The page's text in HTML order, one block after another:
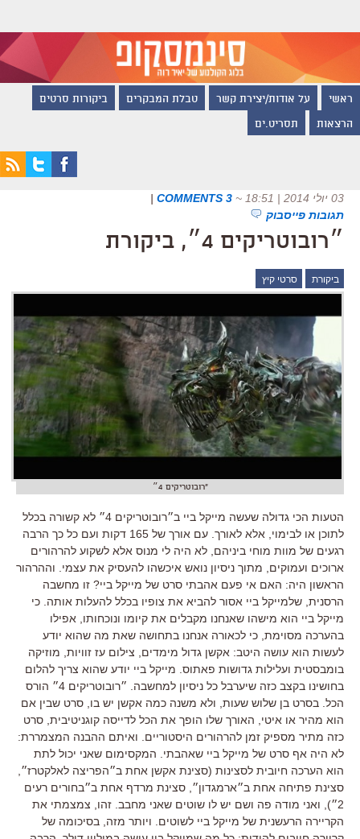
ראשי על אודות/יצירת קשר טבלת המבקרים ביקורות סרטים
הרצאות תסריט.ים
03 יולי 2014 | 18:51 ~
3 COMMENTS
|
תגובות פייסבוק
״רובוטריקים 4״, ביקורת
ביקורת סרטי קיץ
"רובוטריקים 4״
הטעות הכי גדולה שעשה מייקל ביי ב״רובוטריקים 4״ לא קשורה בכלל
לתוכן או לבימוי, אלא לאורך. עם אורך של 165 דקות ועם כל כך הרבה
רגעים של מוות מוחי ביניהם, לא היה לי מנוס אלא לשקוע להרהורים
ארוכים ועמוקים, מתוך ניסיון נואש איכשהו להעסיק את עצמי. וההרהור
הראשון היה: האם אי פעם אהבתי סרט של מייקל ביי? זו מחשבה
הרסנית, שלמייקל ביי אסור להביא את צופיו בכלל להעלות אותה. כי
מייקל ביי הוא מישהו שאנחנו מקבלים את קיומו ונוכחותו, אפילו
בהערכה מסוימת, כי לכאורה אנחנו בתחושה שאת מה שהוא יודע
לעשות הוא עושה היטב: אקשן גדול מימדים, צילום עז זוויות, מוזיקה
בומבסטית ועלילות גדושות פאתוס. מייקל ביי יודע שהוא צריך להלום
בחושינו בקצב כזה שיערבל כל ניסיון למחשבה. ״רובוטריקים 4״ הורס
הכל. בסרט בן שלוש שעות, ולא משנה כמה אקשן יש בו, סרט שבין אם
הוא מהיר או איטי, האורך שלו הופך את הכל לדייסה קוגניטיבית, סרט
כזה מתיר מספיק זמן להרהורים היסטוריים. ואיתם ההבנה המצמררת:
לא היה אף סרט של מייקל ביי שאהבתי. המקסימום שאני יכול לתת
הוא הערכה חיובית לסצינות (סצינת אקשן אחת ב״הפריצה לאלקטרז״,
סצינת פתיחה אחת ב״ארמגדון״, סצינת מרדף אחת ב״בחורים רעים
2״), ואני מודה פה ושם יש לו שוטים שאני מחבב. זהו, צמצמתי את
הקריירה הרעשנית של מייקל ביי לשוטים. ויותר מזה, בסיכומה של